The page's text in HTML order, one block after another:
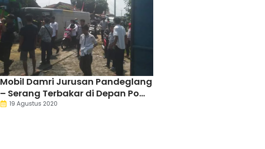
Mobil Damri Jurusan Pandeglang
– Serang Terbakar di Depan Pom
Bensin
19 Agustus 2020